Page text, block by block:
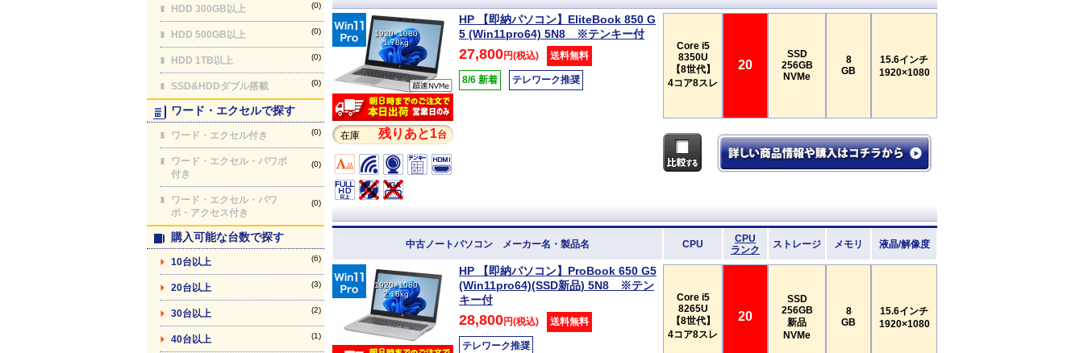
HDD 300GB以上 (0)
HDD 500GB以上 (0)
HDD 1TB以上 (0)
SSD&HDDダブル搭載 (0)
ワード・エクセルで探す
ワード・エクセル付き (0)
ワード・エクセル・パワポ
付き
(0)
ワード・エクセル・パワ
ポ・アクセス付き
(0)
購入可能な台数で探す
10台以上 (6)
20台以上 (3)
30台以上 (2)
40台以上 (1)
1920×1080
1.78kg
在庫 残りあと1台
HP 【即納パソコン】EliteBook 850 G
5 (Win11pro64) 5N8 ※テンキー付
27,800円(税込) 送料無料
8/6 新着 テレワーク推奨
Core i5
8350U
【8世代】
4コア8スレ
20
SSD
256GB
NVMe
8
GB
15.6インチ
1920×1080
中古ノートパソコン メーカー名・製品名 CPU
CPU
ランク
ストレージ メモリ 液晶/解像度
1920×1080
2.18kg
HP 【即納パソコン】ProBook 650 G5
(Win11pro64)(SSD新品) 5N8 ※テン
キー付
28,800円(税込) 送料無料
テレワーク推奨
Core i5
8265U
【8世代】
4コア8スレ
20
SSD
256GB
新品
NVMe
8
GB
15.6インチ
1920×1080